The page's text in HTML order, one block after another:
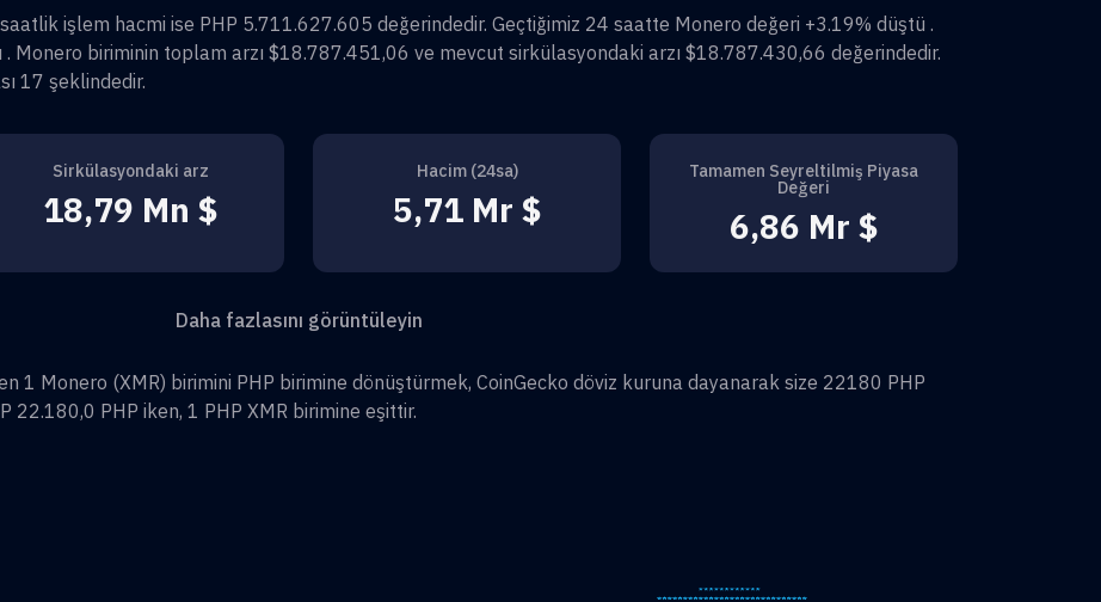
işlem hacmi ise PHP 5.711.627.605 değerindedir. Geçtiğimiz 24 saatte Monero değeri +3.19% düştü .
. Monero biriminin toplam arzı $18.787.451,06 ve mevcut sirkülasyondaki arzı $18.787.430,66 değerindedir.
17 şeklindedir.
Sirkülasyondaki arz
18,79 Mn $
Hacim (24sa)
5,71 Mr $
Tamamen Seyreltilmiş Piyasa
Değeri
6,86 Mr $
Daha fazlasını görüntüleyin
1 Monero (XMR) birimini PHP birimine dönüştürmek, CoinGecko döviz kuruna dayanarak size 22180 PHP
22.180,0 PHP iken, 1 PHP XMR birimine eşittir.